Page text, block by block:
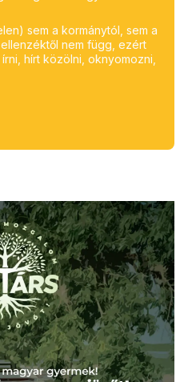
sem a kormánytól, sem a
nem függ, ezért
hírt közölni, oknyomozni,